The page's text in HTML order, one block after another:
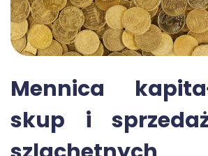
Mennica
skup i